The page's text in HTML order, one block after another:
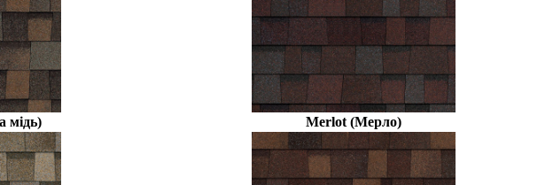
мідь) Merlot (Мерло)